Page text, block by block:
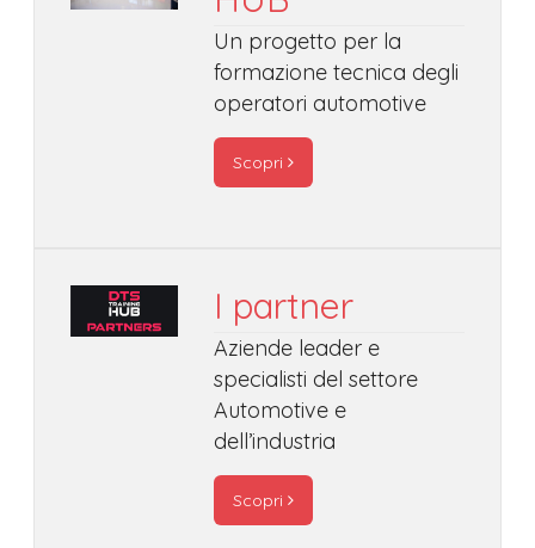
Un progetto per la
formazione tecnica degli
operatori automotive
Scopri
I partner
Aziende leader e
specialisti del settore
Automotive e
dell’industria
Scopri